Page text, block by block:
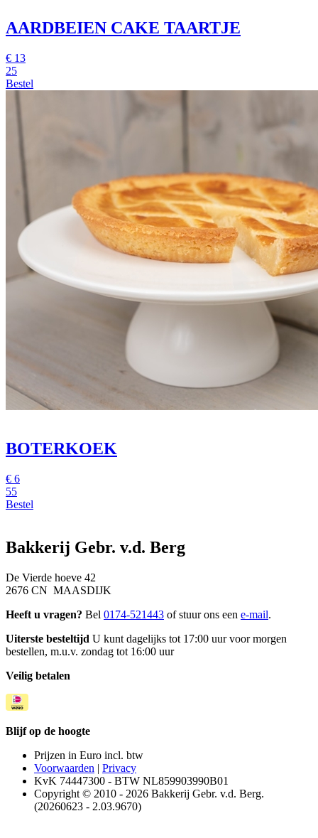
AARDBEIEN CAKE TAARTJE
€ 13
25
Bestel
BOTERKOEK
€ 6
55
Bestel
Bakkerij Gebr. v.d. Berg
De Vierde hoeve 42
2676 CN MAASDIJK
Heeft u vragen? Bel 0174-521443 of stuur ons een e-mail.
Uiterste besteltijd U kunt dagelijks tot 17:00 uur voor morgen
bestellen, m.u.v. zondag tot 16:00 uur
Veilig betalen
Blijf op de hoogte
Prijzen in Euro incl. btw
Voorwaarden | Privacy
KvK 74447300 - BTW NL859903990B01
Copyright © 2010 - 2026 Bakkerij Gebr. v.d. Berg.
(20260623 - 2.03.9670)